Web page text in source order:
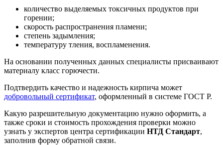
количество выделяемых токсичных продуктов при
горении;
скорость распространения пламени;
степень задымления;
температуру тления, воспламенения.
На основании полученных данных специалисты присваивают
материалу класс горючести.
Подтвердить качество и надежность кирпича может
добровольный сертификат, оформленный в системе ГОСТ Р.
Какую разрешительную документацию нужно оформить, а
также сроки и стоимость прохождения проверки можно
узнать у экспертов центра сертификации НТД Стандарт,
заполнив форму обратной связи.